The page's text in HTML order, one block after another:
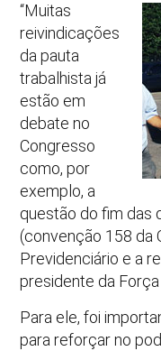
“Muitas
reivindicações
da pauta
trabalhista já
estão em
debate no
Congresso
como, por
exemplo, a
questão do fim das
(convenção 158 da
Previdenciário e a
presidente da Força
Para ele, foi
para reforçar no